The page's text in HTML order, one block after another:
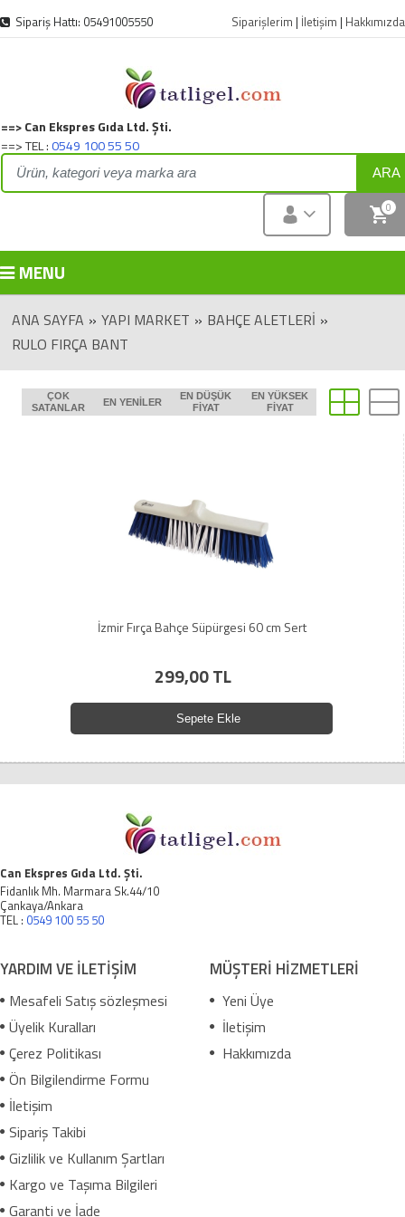
Sipariş Hattı: 05491005550 Siparişlerim | İletişim | Hakkımızda
Can Ekspres Gıda Ltd. Şti.
TEL :0549 100 55 50
ARA
0
MENU
ANA SAYFA » YAPI MARKET » BAHÇE ALETLERI »
RULO FIRÇA BANT
ÇOK
SATANLAR
EN YENILER
EN DÜŞÜK
FIYAT
EN YÜKSEK
FIYAT
İzmir Fırça Bahçe Süpürgesi 60 cm Sert
299,00 TL
Sepete Ekle
Can Ekspres Gıda Ltd. Şti.
Fidanlık Mh. Marmara Sk.44/10
Çankaya/Ankara
TEL : 0549 100 55 50
YARDIM VE İLETİŞİM
Mesafeli Satış sözleşmesi
Üyelik Kuralları
Çerez Politikası
Ön Bilgilendirme Formu
İletişim
Sipariş Takibi
Gizlilik ve Kullanım Şartları
Kargo ve Taşıma Bilgileri
Garanti ve İade
MÜŞTERİ HİZMETLERİ
Yeni Üye
İletişim
Hakkımızda